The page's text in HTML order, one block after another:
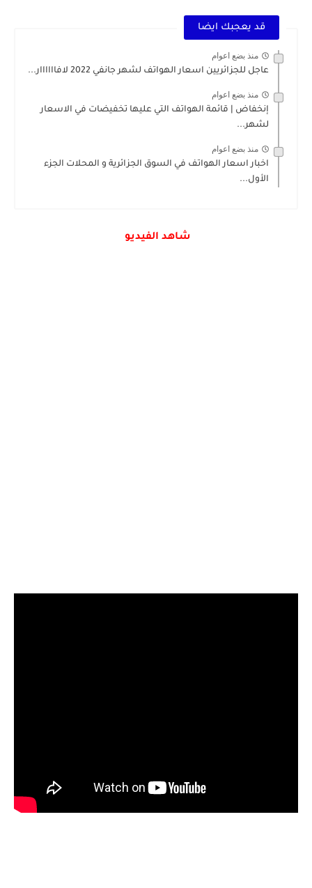
قد يعجبك ايضا
منذ بضع اعوام
عاجل للجزائريين اسعار الهواتف لشهر جانفي 2022 لافاااااار...
منذ بضع اعوام
إنخفاض | قائمة الهواتف التي عليها تخفيضات في الاسعار
لشهر...
منذ بضع اعوام
اخبار اسعار الهواتف في السوق الجزائرية و المحلات الجزء
الأول...
شاهد الفيديو